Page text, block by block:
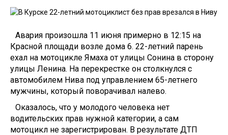
Авария произошла 11 июня примерно в 12:15 на
Красной площади возле дома 6. 22-летний парень
ехал на мотоцикле Ямаха от улицы Сонина в сторону
улицы Ленина. На перекрестке он столкнулся с
автомобилем Нива под управлением 65-летнего
мужчины, который поворачивал налево.
Оказалось, что у молодого человека нет
водительских прав нужной категории, а сам
мотоцикл не зарегистрирован. В результате ДТП